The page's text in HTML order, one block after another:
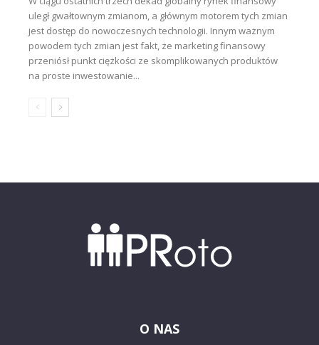
uległ gwałtownym zmianom, a głównym motorem tych zmian
jest dostęp do nowoczesnych technologii. Innym ważnym
powodem tych zmian jest fakt, że marketing finansowy
przeniósł punkt ciężkości ze skomplikowanych produktów
na proste inwestowanie...
O NAS